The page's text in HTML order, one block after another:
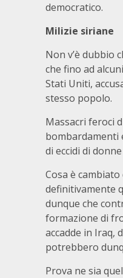
democratico.
Milizie siriane
Non v’è dubbio
che fino ad
Stati Uniti,
stesso popolo.
Massacri feroci
bombardamenti
di eccidi di
Cosa è
definitivamente
dunque che
formazione di
accadde in Iraq,
potrebbero
Prova ne sia